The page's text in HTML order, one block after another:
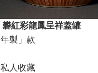
紅彩龍鳳呈祥蓋罐
年製」款
人收藏